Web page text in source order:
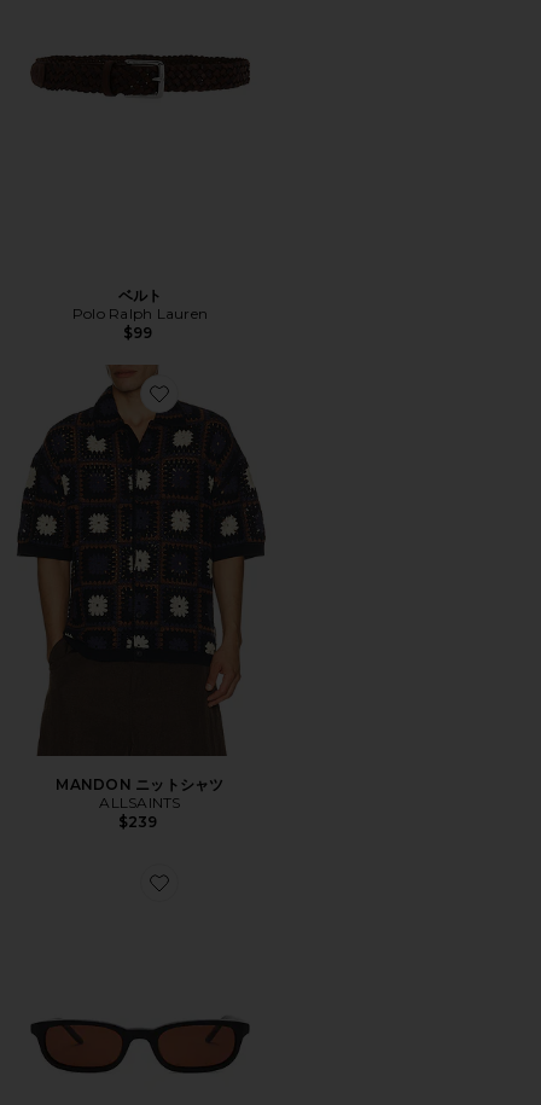
ベルト
Polo Ralph Lauren
$99
Favorite MANDON ニットシャツ
MANDON ニットシャツ
ALLSAINTS
$239
Favorite FLOSSIE サングラス